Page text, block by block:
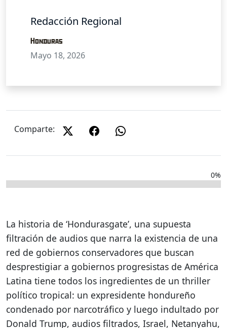
Redacción Regional
Honduras
Mayo 18, 2026
Comparte:
0%
La historia de ‘Hondurasgate’, una supuesta
filtración de audios que narra la existencia de una
red de gobiernos conservadores que buscan
desprestigiar a gobiernos progresistas de América
Latina tiene todos los ingredientes de un thriller
político tropical: un expresidente hondureño
condenado por narcotráfico y luego indultado por
Donald Trump, audios filtrados, Israel, Netanyahu,